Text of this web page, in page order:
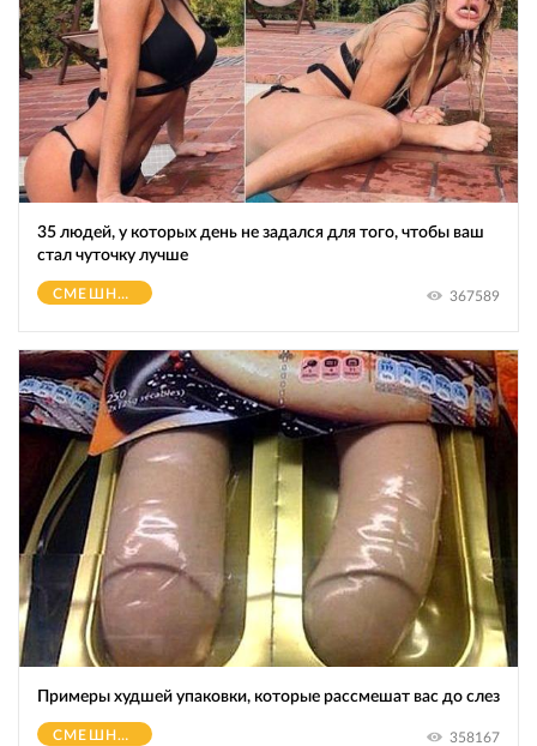
35 людей, у которых день не задался для того, чтобы ваш
стал чуточку лучше
СМЕШНОЕ 367589
Примеры худшей упаковки, которые рассмешат вас до слез
СМЕШНОЕ 358167